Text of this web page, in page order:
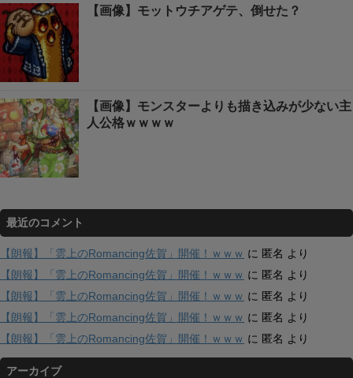
【画像】モットウチアゲテ、倒せた？
【画像】モンスターよりも描き込みが少ない主
人公格ｗｗｗｗ
最近のコメント
【朗報】「雲上のRomancing佐賀」開催！ｗｗｗ に 匿名 より
【朗報】「雲上のRomancing佐賀」開催！ｗｗｗ に 匿名 より
【朗報】「雲上のRomancing佐賀」開催！ｗｗｗ に 匿名 より
【朗報】「雲上のRomancing佐賀」開催！ｗｗｗ に 匿名 より
【朗報】「雲上のRomancing佐賀」開催！ｗｗｗ に 匿名 より
アーカイブ